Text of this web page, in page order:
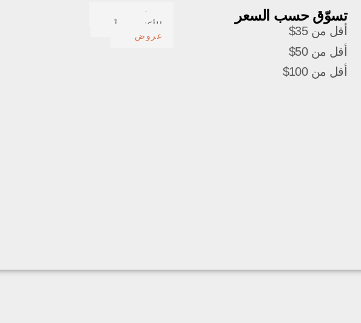
تسوّق حسب السعر
أقل من 35$
أقل من 50$
أقل من 100$
صدف بحري
الأكثر مبيعاً
عروض